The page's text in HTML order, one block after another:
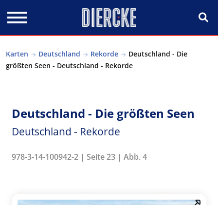
Karten Deutschland Rekorde
Deutschland - Die
größten Seen - Deutschland - Rekorde
Deutschland - Die größten Seen
Deutschland - Rekorde
978-3-14-100942-2 | Seite 23 | Abb. 4